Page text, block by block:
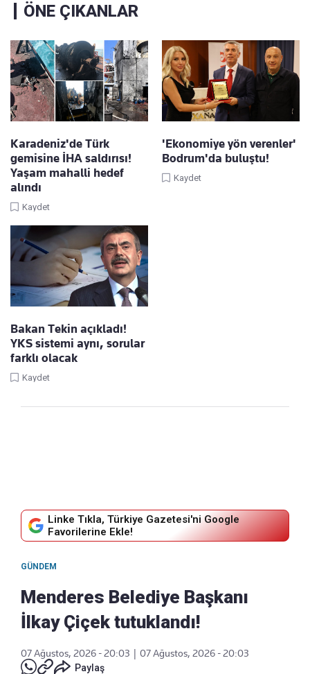
ÖNE ÇIKANLAR
Karadeniz'de Türk
gemisine İHA saldırısı!
Yaşam mahalli hedef
alındı
Kaydet
'Ekonomiye yön verenler'
Bodrum'da buluştu!
Kaydet
Bakan Tekin açıkladı!
YKS sistemi aynı, sorular
farklı olacak
Kaydet
Linke Tıkla, Türkiye Gazetesi'ni Google
Favorilerine Ekle!
GÜNDEM
Menderes Belediye Başkanı
İlkay Çiçek tutuklandı!
07 Ağustos, 2026 - 20:03
07 Ağustos, 2026 - 20:03
Paylaş